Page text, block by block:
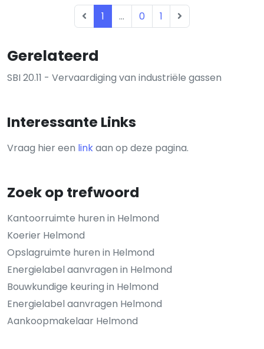
Gerelateerd
SBI 20.11 - Vervaardiging van industriële gassen
Interessante Links
Vraag hier een linkaan op deze pagina.
Zoek op trefwoord
Kantoorruimte huren in Helmond
Koerier Helmond
Opslagruimte huren in Helmond
Energielabel aanvragen in Helmond
Bouwkundige keuring in Helmond
Energielabel aanvragen Helmond
Aankoopmakelaar Helmond
1 ... 0 1